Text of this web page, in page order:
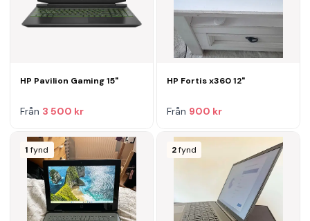
HP Pavilion Gaming 15"
Från 3 500 kr
HP Fortis x360 12"
Från 900 kr
1 fynd 2 fynd